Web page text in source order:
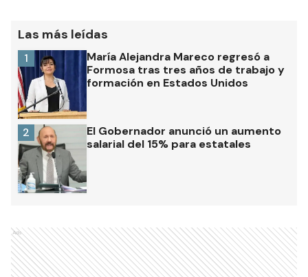
Las más leídas
María Alejandra Mareco regresó a
Formosa tras tres años de trabajo y
formación en Estados Unidos
1
El Gobernador anunció un aumento
salarial del 15% para estatales
2
Ads